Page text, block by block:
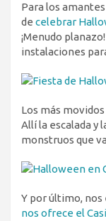
Para los
de celebrar
¡Menudo
instalaciones
Los más
Allí la escalada y
monstruos que
Y por último, nos
nos ofrece el